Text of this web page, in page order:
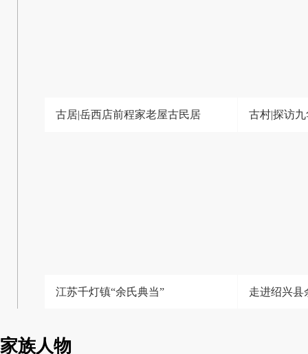
古居|岳西店前程家老屋古民居 古村|探访
江苏千灯镇“余氏典当” 走进绍兴县
家族人物